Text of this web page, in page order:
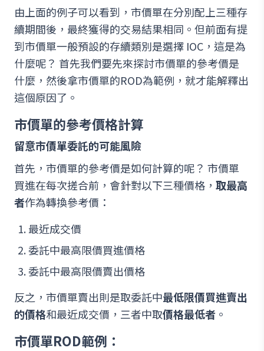
由上面的例子可以看到，市價單在分別配上三種存
續期間後，最終獲得的交易結果相同。但前面有提
到市價單一般預設的存續類別是選擇 IOC，這是為
什麼呢？ 首先我們要先來探討市價單的參考價是
什麼，然後拿市價單的ROD為範例，就才能解釋出
這個原因了。
市價單的參考價格計算
留意市價單委託的可能風險
首先，市價單的參考價是如何計算的呢？ 市價單
買進在每次搓合前，會針對以下三種價格， 取最高
者作為轉換參考價：
最近成交價
委託中最高限價買進價格
委託中最高限價賣出價格
反之，市價單賣出則是取委託中最低限價買進賣出
的價格和最近成交價，三者中取價格最低者 。
市價單ROD範例：